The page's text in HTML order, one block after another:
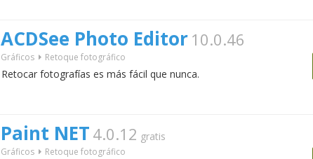
ACDSee Photo Editor 10.0.46
Gráficos Retoque fotográfico
Retocar fotografías es más fácil que nunca.
Paint NET 4.0.12 gratis
Gráficos Retoque fotográfico